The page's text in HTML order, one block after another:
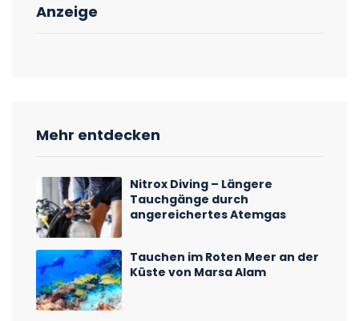
Anzeige
Mehr entdecken
Nitrox Diving – Längere
Tauchgänge durch
angereichertes Atemgas
Tauchen im Roten Meer an der
Küste von Marsa Alam